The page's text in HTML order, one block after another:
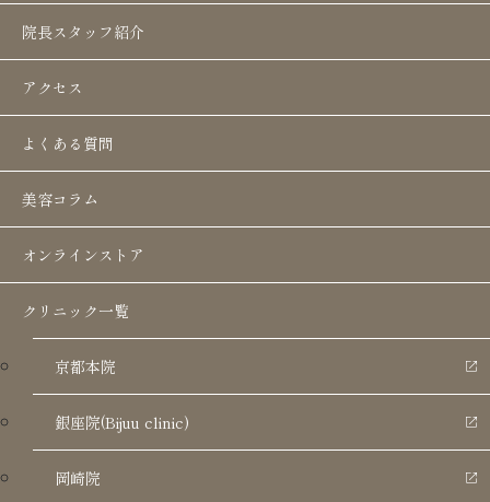
院長スタッフ紹介
アクセス
よくある質問
美容コラム
オンラインストア
クリニック一覧
京都本院
銀座院(Bijuu clinic)
岡崎院
院」を開院することとなりました。
皆様に新しく綺麗な院内や当院の雰囲気をご覧い
覧会を開催いたします。
・グランドオープン（開院日）：7月15日(水)
内覧会へのご参加・ご予約は、以下の「岐阜院 公
式LINE」より承っております。お気軽にご登録・
ご連絡ください。